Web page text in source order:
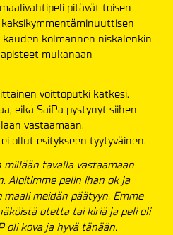
pitävät toisen
kolmannen niskalenkin
mukanaan
voittoputki katkesi.
eikä SaiPa pystynyt siihen
vastaamaan.
ollut esitykseen tyytyväinen.
tavalla vastaamaan
Aloitimme pelin ihan ok ja
meidän päätyyn. Emme
otetta tai kiriä ja peli oli
oli kova ja hyvä tänään.